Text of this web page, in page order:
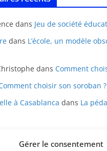
Gérer le consentement
dans Jeu de société
dans L’école, un modèle
dans Comment
choisir son soroban ?
à Casablanca dans La